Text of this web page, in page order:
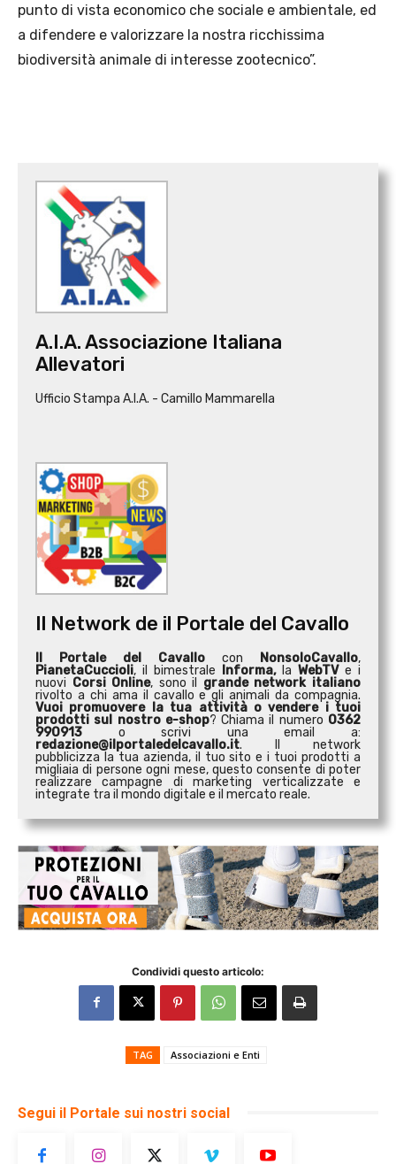
punto di vista economico che sociale e ambientale, ed
a difendere e valorizzare la nostra ricchissima
biodiversità animale di interesse zootecnico”.
A.I.A. Associazione Italiana
Allevatori
Ufficio Stampa A.I.A. - Camillo Mammarella
Il Network de il Portale del Cavallo
Il Portale del Cavallo con NonsoloCavallo,
PianetaCuccioli, il bimestrale Informa,laWebTVe i
nuovi Corsi Online, sono il grande network italiano
rivolto a chi ama il cavallo e gli animali da compagnia.
Vuoi promuovere la tua attività ovendere i tuoi
prodotti sul nostro e-shop? Chiama il numero 0362
990913 o scrivi una email a:
redazione@ilportaledelcavallo.it. Il network
pubblicizza la tua azienda, il tuo sito e i tuoi prodotti a
migliaia di persone ogni mese, questo consente di poter
realizzare campagne di marketing verticalizzate e
integrate tra il mondo digitale e il mercato reale.
Condividi questo articolo:
TAG Associazioni e Enti
Segui il Portale sui nostri social